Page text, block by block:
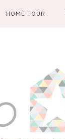
HOME TOUR